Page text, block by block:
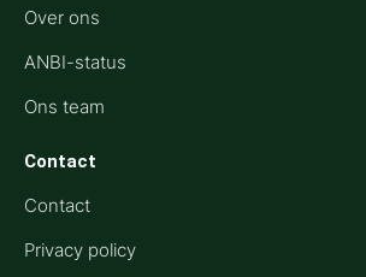
Over ons
ANBI-status
Ons team
Contact
Contact
Privacy policy